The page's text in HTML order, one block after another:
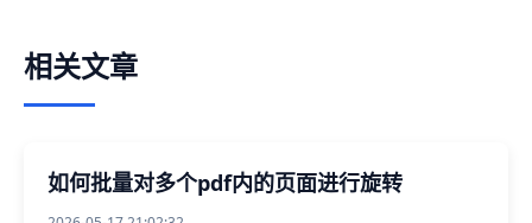
相关文章
如何批量对多个pdf内的页面进行旋转